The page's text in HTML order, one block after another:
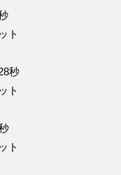
ト
秒
ト
ト